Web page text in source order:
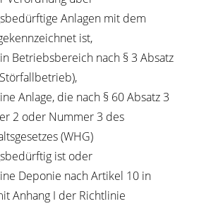
Anlagen mit dem
ist,
Betriebsbereich nach § 3 Absatz
Anlage, die nach § 60 Absatz 3
2 oder Nummer 3 des
(WHG)
ist oder
Deponie nach Artikel 10 in
Anhang I der Richtlinie